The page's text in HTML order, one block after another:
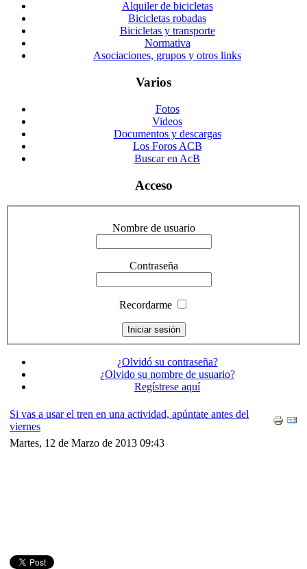
Alquiler de bicicletas
Bicicletas robadas
Bicicletas y transporte
Normativa
Asociaciones, grupos y otros links
Varios
Fotos
Videos
Documentos y descargas
Los Foros ACB
Buscar en AcB
Acceso
Nombre de usuario
Contraseña
Recordarme
¿Olvidó su contraseña?
¿Olvido su nombre de usuario?
Regístrese aquí
Si vas a usar el tren en una actividad, apúntate antes del
viernes
Martes, 12 de Marzo de 2013 09:43